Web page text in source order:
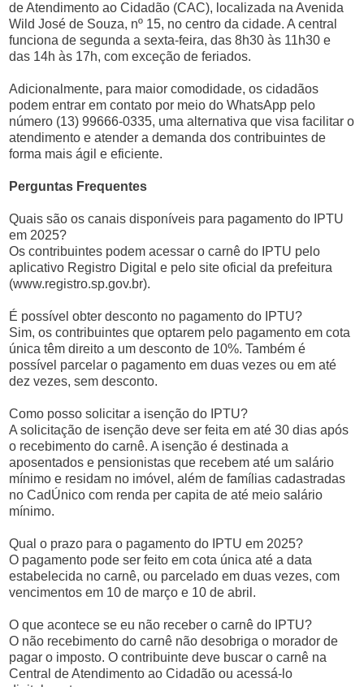
de Atendimento ao Cidadão (CAC), localizada na Avenida
Wild José de Souza, nº 15, no centro da cidade. A central
funciona de segunda a sexta-feira, das 8h30 às 11h30 e
das 14h às 17h, com exceção de feriados.
Adicionalmente, para maior comodidade, os cidadãos
podem entrar em contato por meio do WhatsApp pelo
número (13) 99666-0335, uma alternativa que visa facilitar o
atendimento e atender a demanda dos contribuintes de
forma mais ágil e eficiente.
Perguntas Frequentes
Quais são os canais disponíveis para pagamento do IPTU
em 2025?
Os contribuintes podem acessar o carnê do IPTU pelo
aplicativo Registro Digital e pelo site oficial da prefeitura
(www.registro.sp.gov.br).
É possível obter desconto no pagamento do IPTU?
Sim, os contribuintes que optarem pelo pagamento em cota
única têm direito a um desconto de 10%. Também é
possível parcelar o pagamento em duas vezes ou em até
dez vezes, sem desconto.
Como posso solicitar a isenção do IPTU?
A solicitação de isenção deve ser feita em até 30 dias após
o recebimento do carnê. A isenção é destinada a
aposentados e pensionistas que recebem até um salário
mínimo e residam no imóvel, além de famílias cadastradas
no CadÚnico com renda per capita de até meio salário
mínimo.
Qual o prazo para o pagamento do IPTU em 2025?
O pagamento pode ser feito em cota única até a data
estabelecida no carnê, ou parcelado em duas vezes, com
vencimentos em 10 de março e 10 de abril.
O que acontece se eu não receber o carnê do IPTU?
O não recebimento do carnê não desobriga o morador de
pagar o imposto. O contribuinte deve buscar o carnê na
Central de Atendimento ao Cidadão ou acessá-lo